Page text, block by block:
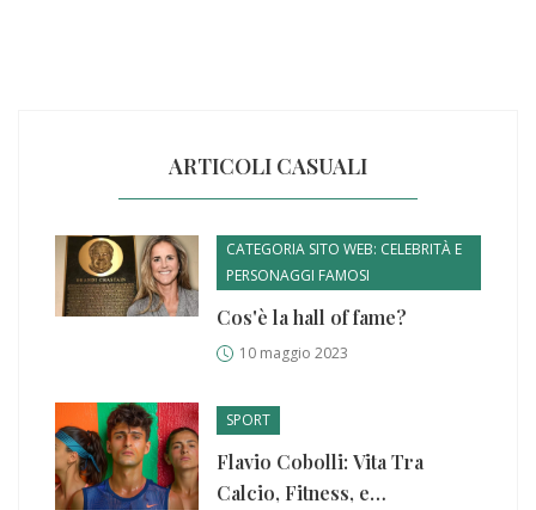
ARTICOLI CASUALI
CATEGORIA SITO WEB: CELEBRITÀ E
PERSONAGGI FAMOSI
Cos'è la hall of fame?
10 maggio 2023
SPORT
Flavio Cobolli: Vita Tra
Calcio, Fitness, e